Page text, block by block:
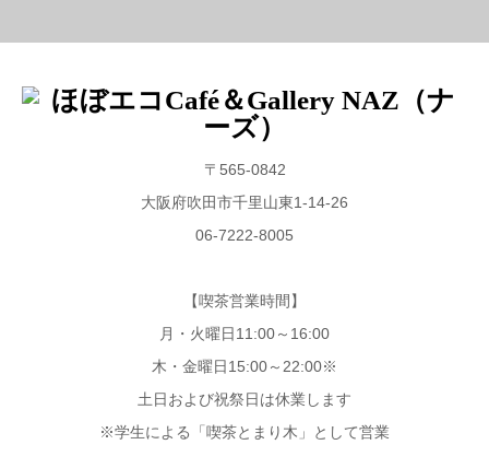
〒565-0842
大阪府吹田市千里山東1-14-26
06-7222-8005
【喫茶営業時間】
月・火曜日11:00～16:00
木・金曜日15:00～22:00※
土日および祝祭日は休業します
※学生による「喫茶とまり木」として営業